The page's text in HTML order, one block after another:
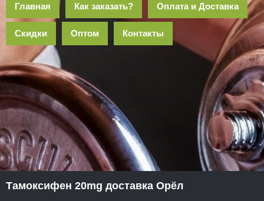
Главная Как заказать? Оплата и Доставка
Скидки Оптом Контакты
Тамоксифен 20mg доставка Орёл